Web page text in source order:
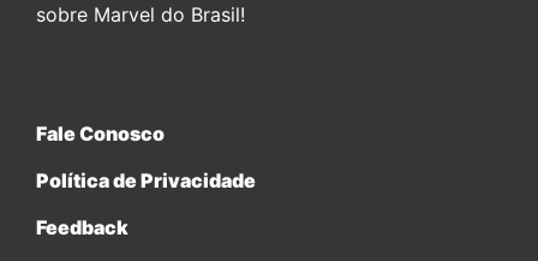
sobre Marvel do Brasil!
Fale Conosco
Política de Privacidade
Feedback